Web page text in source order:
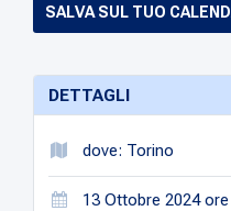
SALVA SUL TUO
DETTAGLI
dove: Torino
13 Ottobre 2024